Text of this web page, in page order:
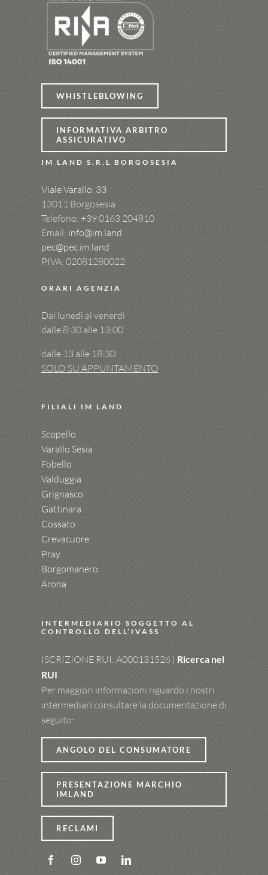
WHISTLEBLOWING
INFORMATIVA ARBITRO
ASSICURATIVO
IM LAND S.R.L BORGOSESIA
Viale Varallo, 33
13011 Borgosesia
Telefono: +390163 204810
Email: info@im.land
pec@pec.im.land
PIVA: 02081280022
ORARI AGENZIA
Dal lunedì al venerdì
dalle 8:30 alle 13:00
dalle 13 alle 18:30
SOLO SU APPUNTAMENTO
FILIALI IM LAND
Scopello
Varallo Sesia
Fobello
Valduggia
Grignasco
Gattinara
Cossato
Crevacuore
Pray
Borgomanero
Arona
INTERMEDIARIO SOGGETTO AL
CONTROLLO DELL’IVASS
ISCRIZIONE RUI: A000131526 | Ricerca nel
RUI
Per maggiori informazioni riguardo i nostri
intermediari consultare la documentazione di
seguito:
ANGOLO DEL CONSUMATORE
PRESENTAZIONE MARCHIO
IMLAND
RECLAMI